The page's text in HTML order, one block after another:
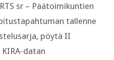
sr – Päätoimikuntien
tallenne
pöytä II
datan